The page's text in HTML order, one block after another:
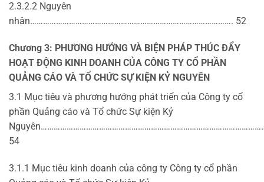
2.3.2.2 Nguyên
nhân…………………………………………………………………………………. 52
Chương 3: PHƯƠNG HƯỚNG VÀ BIỆN PHÁP THÚC ĐẨY
HOẠT ĐỘNG KINH DOANH CỦA CÔNG TY CỔ PHẦN
QUẢNG CÁO VÀ TỔ CHỨC SỰ KIỆN KỶ NGUYÊN
3.1 Mục tiêu và phương hướng phát triển của Công ty cổ
phần Quảng cáo và Tổ chức Sự kiện Kỷ
54
3.1.1 Mục tiêu kinh doanh của công ty Công ty cổ phần